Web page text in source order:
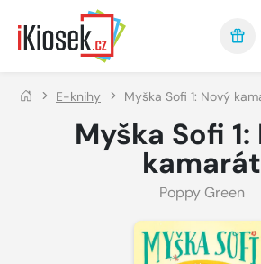
Přejít na hlavní obsah
E-knihy Myška Sofi 1: Nový
Myška Sofi
kamarát
Poppy Green